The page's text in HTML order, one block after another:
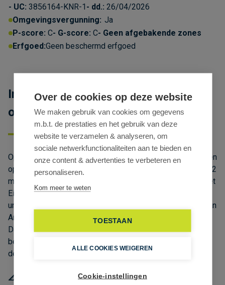
UC: 3856164-KNR-1 dd.: 26/04/2026
Omgevingsvergunning: Ja
P-score: C G-score: C Geen afgebakende zones
Erfgoed:Geen beschermd erfgoed
Instapklaar kantoor te huur met zicht
op het Willemdok
Op zoek naar een kantoor te huur aan het MAS in Antwerpen
op een absolute toplocatie? Dit instapklare kantoor van 212
m² bevindt zich op de tweede verdieping in het hart van het
Eilandje, met een prachtig uitzicht op het Willemdok. Een
unieke werkplek in één van de meest gegeerde buurten van
Antwerpen.
Dankzij de centrale ligging is het kantoor uitstekend
bereikbaar met het openbaar vervoer en met de wagen via
de Scheldekaaien en de Waaslandtunnel.
📐 Beschikbare oppervlakte
Over de cookies op deze website
We maken gebruik van cookies om gegevens
m.b.t. de prestaties en het gebruik van deze
website te verzamelen & analyseren, om
sociale netwerkfunctionaliteiten aan te bieden en
onze content & advertenties te verbeteren en
personaliseren.
Kom meer te weten
TOESTAAN
ALLE COOKIES WEIGEREN
Cookie-instellingen